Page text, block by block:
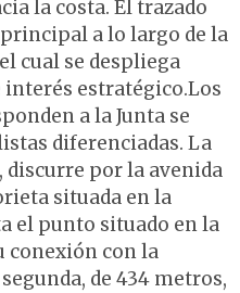
la costa. El trazado
a lo largo de la
cual se despliega
estratégico.Los
a la Junta se
diferenciadas. La
discurre por la avenida
situada en la
el punto situado en la
conexión con la
de 434 metros,